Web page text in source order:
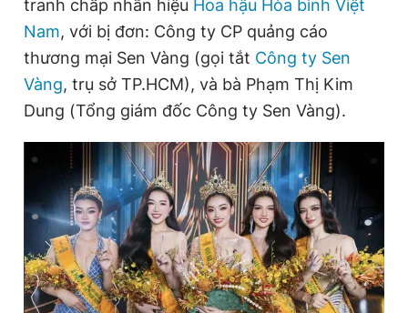
Đọc Thanh Niên trên điện thoại
Theo dõi báo trên
Hotline
0906 645 777
Liên hệ quảng cáo
0908 780 404
Đặt báo Quảng cáo RSS Tòa soạn Chính sách bảo
tranh chấp nhãn hiệu Hoa hậu Hòa bình Việt
Nam, với bị đơn: Công ty CP quảng cáo
thương mại Sen Vàng (gọi tắt Công ty Sen
Vàng, trụ sở TP.HCM), và bà Phạm Thị Kim
Dung (Tổng giám đốc Công ty Sen Vàng).